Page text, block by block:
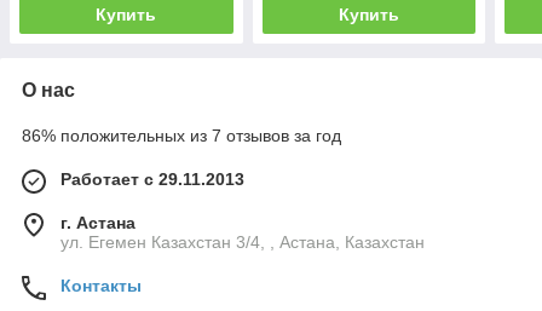
Купить Купить
О нас
86% положительных из 7 отзывов за год
Работает с 29.11.2013
г. Астана
ул. Егемен Казахстан 3/4, , Астана, Казахстан
Контакты